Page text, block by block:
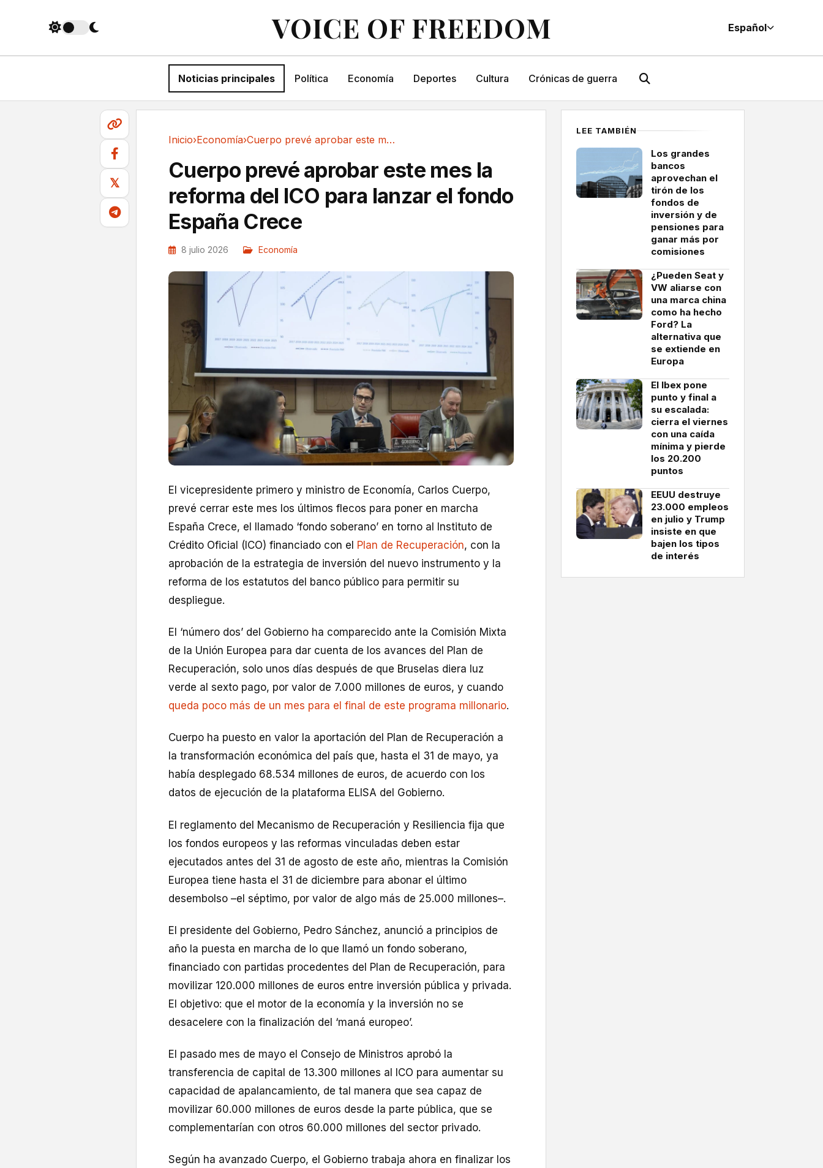
VOICE OF FREEDOM Español
Noticias principales Política Economía Deportes Cultura Crónicas de guerra
𝕏
Inicio›Economía› Cuerpo prevé aprobar este mes la reforma del...
Cuerpo prevé aprobar este mes la
reforma del ICO para lanzar el fondo
España Crece
8 julio 2026 Economía
El vicepresidente primero y ministro de Economía, Carlos Cuerpo,
prevé cerrar este mes los últimos flecos para poner en marcha
España Crece, el llamado ‘fondo soberano’ en torno al Instituto de
Crédito Oficial (ICO) financiado con el Plan de Recuperación, con la
aprobación de la estrategia de inversión del nuevo instrumento y la
reforma de los estatutos del banco público para permitir su
despliegue.
El ‘número dos’ del Gobierno ha comparecido ante la Comisión Mixta
de la Unión Europea para dar cuenta de los avances del Plan de
Recuperación, solo unos días después de que Bruselas diera luz
verde al sexto pago, por valor de 7.000 millones de euros, y cuando
queda poco más de un mes para el final de este programa millonario.
Cuerpo ha puesto en valor la aportación del Plan de Recuperación a
la transformación económica del país que, hasta el 31 de mayo, ya
había desplegado 68.534 millones de euros, de acuerdo con los
datos de ejecución de la plataforma ELISA del Gobierno.
El reglamento del Mecanismo de Recuperación y Resiliencia fija que
los fondos europeos y las reformas vinculadas deben estar
ejecutados antes del 31 de agosto de este año, mientras la Comisión
Europea tiene hasta el 31 de diciembre para abonar el último
desembolso –el séptimo, por valor de algo más de 25.000 millones–.
El presidente del Gobierno, Pedro Sánchez, anunció a principios de
año la puesta en marcha de lo que llamó un fondo soberano,
financiado con partidas procedentes del Plan de Recuperación, para
movilizar 120.000 millones de euros entre inversión pública y privada.
El objetivo: que el motor de la economía y la inversión no se
desacelere con la finalización del ‘maná europeo’.
El pasado mes de mayo el Consejo de Ministros aprobó la
transferencia de capital de 13.300 millones al ICO para aumentar su
capacidad de apalancamiento, de tal manera que sea capaz de
movilizar 60.000 millones de euros desde la parte pública, que se
complementarían con otros 60.000 millones del sector privado.
Según ha avanzado Cuerpo, el Gobierno trabaja ahora en finalizar los
LEE TAMBIÉN
Los grandes
bancos
aprovechan el
tirón de los
fondos de
inversión y de
pensiones para
ganar más por
comisiones
¿Pueden Seat y
VW aliarse con
una marca china
como ha hecho
Ford? La
alternativa que
se extiende en
Europa
El Ibex pone
punto y final a
su escalada:
cierra el viernes
con una caída
mínima y pierde
los 20.200
puntos
EEUU destruye
23.000 empleos
en julio y Trump
insiste en que
bajen los tipos
de interés